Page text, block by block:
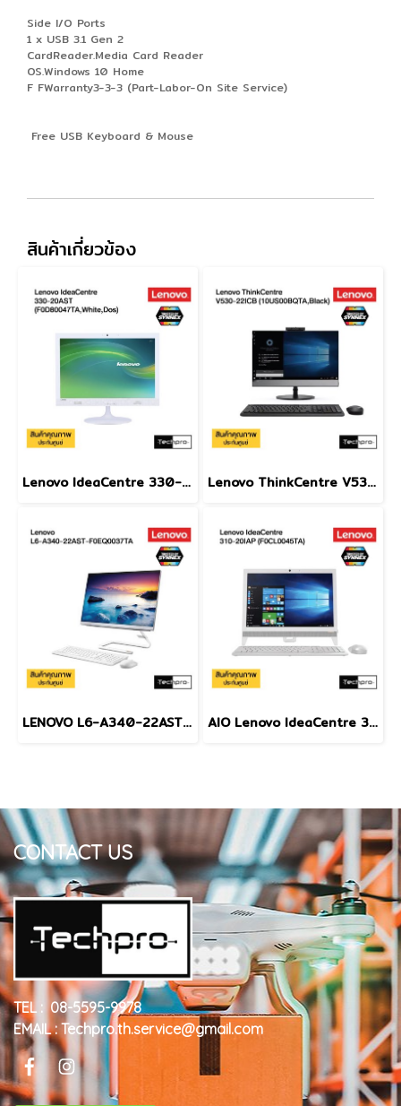
Side I/O Ports
1 x USB 3.1 Gen 2
CardReader.Media Card Reader
OS.Windows 10 Home
F FWarranty3-3-3 (Part-Labor-On Site Service)
Free USB Keyboard & Mouse
สินค้าเกี่ยวข้อง
Lenovo IdeaCentre 330-20AST (F0D80047TA,White,Dos) Lenovo ThinkCentre V530-22ICB (10US00BQTA,Black)
LENOVO L6-A340-22AST-F0EQ0037TA AIO Lenovo IdeaCentre 310-20IAP (F0CL0045TA)
CONTACT US
TEL : 08-5595-9978
EMAIL : Techpro.th.service@gmail.com